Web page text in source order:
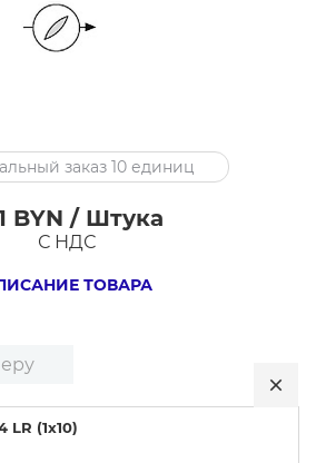
заказ 10 единиц
BYN / Штука
С НДС
ТОВАРА
LR (1x10)